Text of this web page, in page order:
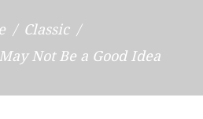
Classic
Not Be a Good Idea